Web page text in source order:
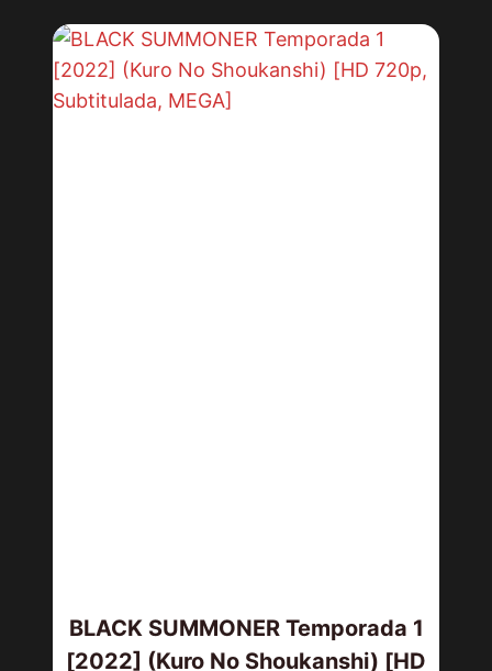
BLACK SUMMONER Temporada 1
[2022] (Kuro No Shoukanshi) [HD